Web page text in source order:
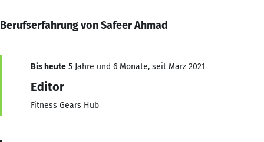
Berufserfahrung von Safeer Ahmad
Bis heute 5 Jahre und 6 Monate, seit März 2021
Editor
Fitness Gears Hub